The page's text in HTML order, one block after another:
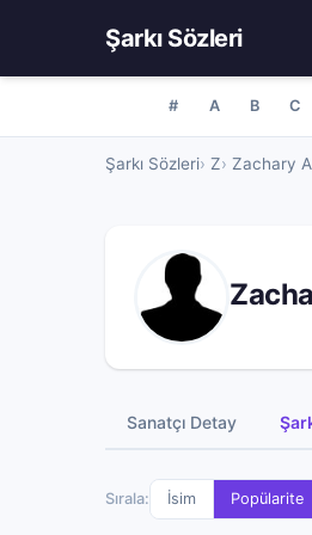
Şarkı Sözleri
# A B C
Şarkı Sözleri Z Zachary
Sanatçı Detay
Sırala: İsim Popülarite